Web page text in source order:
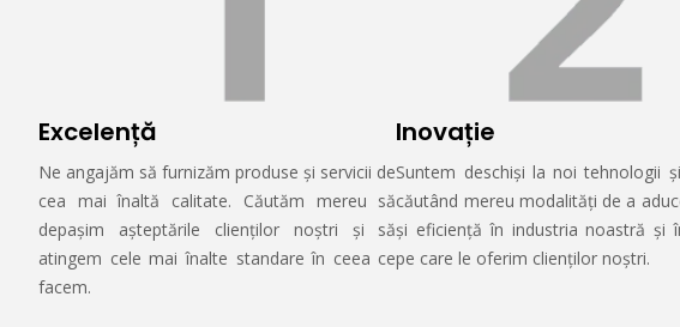
Excelență
Ne angajăm să furnizăm produse și servicii de
cea mai înaltă calitate. Căutăm mereu să
depașim așteptările clienților noștri și să
atingem cele mai înalte standare în ceea ce
facem.
Inovație
Suntem deschiși la noi tehnologii
căutând mereu modalități de a
și eficiență în industria noastră și
pe care le oferim clienților noștri.